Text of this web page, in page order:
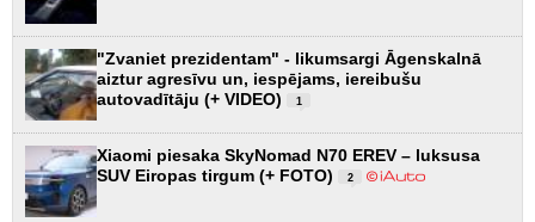
"Zvaniet prezidentam" - likumsargi Āgenskalnā
aiztur agresīvu un, iespējams, iereibušu
autovadītāju (+ VIDEO)
1
Xiaomi piesaka SkyNomad N70 EREV – luksusa
SUV Eiropas tirgum (+ FOTO)
2